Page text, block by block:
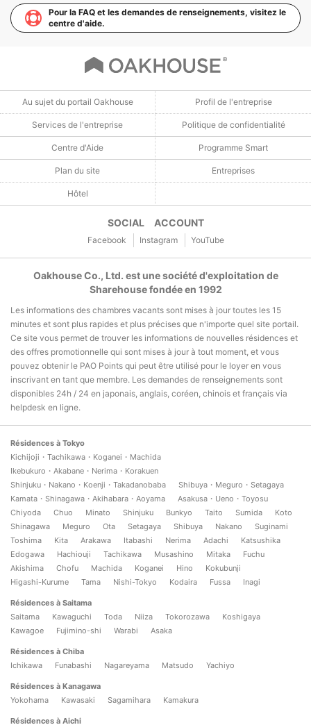
Pour la FAQ et les demandes de renseignements, visitez le
centre d'aide.
Au sujet du portail Oakhouse Profil de l'entreprise
Services de l'entreprise Politique de confidentialité
Centre d'Aide Programme Smart
Plan du site Entreprises
Hôtel
SOCIAL ACCOUNT
Facebook Instagram YouTube
Oakhouse Co., Ltd. est une société d'exploitation de
Sharehouse fondée en 1992
Les informations des chambres vacants sont mises à jour toutes les 15
minutes et sont plus rapides et plus précises que n'importe quel site portail.
Ce site vous permet de trouver les informations de nouvelles résidences et
des offres promotionnelle qui sont mises à jour à tout moment, et vous
pouvez obtenir le PAO Points qui peut être utilisé pour le loyer en vous
inscrivant en tant que membre. Les demandes de renseignements sont
disponibles 24h / 24 en japonais, anglais, coréen, chinois et français via
helpdesk en ligne.
Résidences à Tokyo
Kichijoji・Tachikawa・Koganei・Machida
Ikebukuro・Akabane・Nerima・Korakuen
Shinjuku・Nakano・Koenji・Takadanobaba
Shibuya・Meguro・Setagaya
Kamata・Shinagawa・Akihabara・Aoyama
Asakusa・Ueno・Toyosu
Chiyoda
Chuo Minato Shinjuku Bunkyo Taito Sumida
Koto
Shinagawa
Meguro Ota Setagaya Shibuya Nakano
Suginami
Toshima
Kita Arakawa Itabashi Nerima Adachi
Katsushika
Edogawa
Hachiouji Tachikawa Musashino Mitaka
Fuchu
Akishima
Chofu Machida Koganei Hino
Kokubunji
Higashi-Kurume
Tama Nishi-Tokyo Kodaira Fussa Inagi
Résidences à Saitama
Saitama
Kawaguchi Toda Niiza Tokorozawa
Koshigaya
Kawagoe
Fujimino-shi Warabi Asaka
Résidences à Chiba
Ichikawa
Funabashi Nagareyama Matsudo Yachiyo
Résidences à Kanagawa
Yokohama
Kawasaki Sagamihara Kamakura
Résidences à Aichi